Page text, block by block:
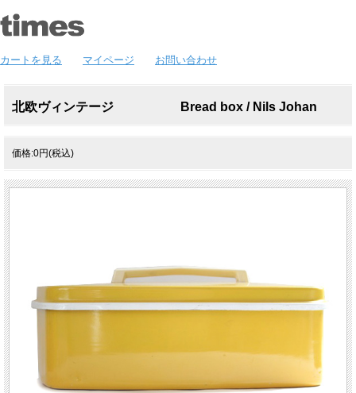
カートを見る マイページ お問い合わせ
北欧ヴィンテージ Bread box / Nils Johan
価格:0円(税込)